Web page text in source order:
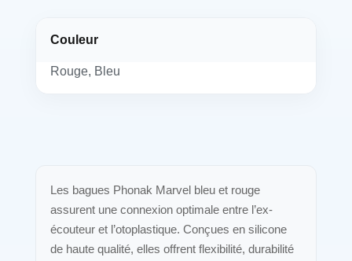
Couleur
Rouge, Bleu
Les bagues Phonak Marvel bleu et rouge
assurent une connexion optimale entre l’ex-
écouteur et l’otoplastique. Conçues en silicone
de haute qualité, elles offrent flexibilité, durabilité